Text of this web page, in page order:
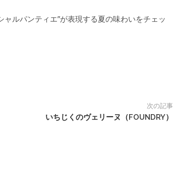
ルパンティエ”が表現する夏の味わいをチェッ
次の記事
いちじくのヴェリーヌ（FOUNDRY）